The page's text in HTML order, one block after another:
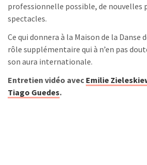
professionnelle possible, de nouvelles
spectacles.
Ce qui donnera à la Maison de la Danse
rôle supplémentaire qui à n’en pas
son aura internationale.
Entretien vidéo avec Emilie
Tiago Guedes.